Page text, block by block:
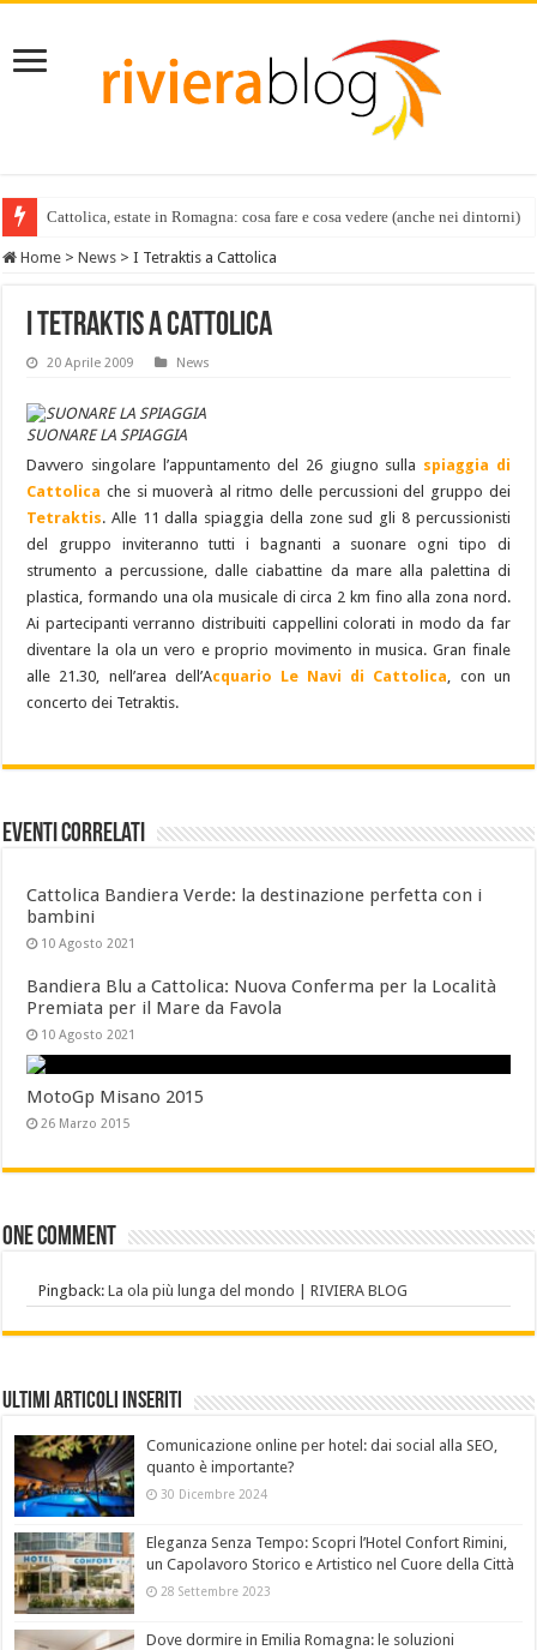
Cattolica, estate in Romagna: cosa fare e cosa vedere (anche nei dintorni)
Home > News > I Tetraktis a Cattolica
I Tetraktis a Cattolica
20 Aprile 2009 News
SUONARE LA SPIAGGIA
Davvero singolare l’appuntamento del 26 giugno sulla spiaggia di
Cattolica che si muoverà al ritmo delle percussioni del gruppo dei
Tetraktis. Alle 11 dalla spiaggia della zone sud gli 8 percussionisti
del gruppo inviteranno tutti i bagnanti a suonare ogni tipo di
strumento a percussione, dalle ciabattine da mare alla palettina di
plastica, formando una ola musicale di circa 2 km fino alla zona nord.
Ai partecipanti verranno distribuiti cappellini colorati in modo da far
diventare la ola un vero e proprio movimento in musica. Gran finale
alle 21.30, nell’area dell’Acquario Le Navi di Cattolica , con un
concerto dei Tetraktis.
Eventi Correlati
Cattolica Bandiera Verde: la destinazione perfetta con i
bambini
10 Agosto 2021
Bandiera Blu a Cattolica: Nuova Conferma per la Località
Premiata per il Mare da Favola
10 Agosto 2021
MotoGp Misano 2015
26 Marzo 2015
One comment
Pingback:La ola più lunga del mondo | RIVIERA BLOG
Ultimi Articoli Inseriti
Comunicazione online per hotel: dai social alla SEO,
quanto è importante?
30 Dicembre 2024
Eleganza Senza Tempo: Scopri l’Hotel Confort Rimini,
un Capolavoro Storico e Artistico nel Cuore della Città
28 Settembre 2023
Dove dormire in Emilia Romagna: le soluzioni